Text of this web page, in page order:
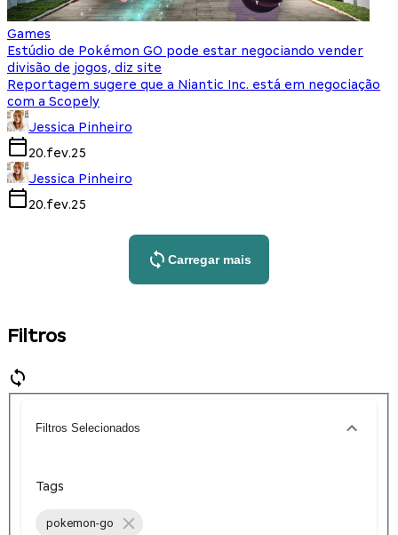
Games
Estúdio de Pokémon GO pode estar negociando vender
divisão de jogos, diz site
Reportagem sugere que a Niantic Inc. está em negociação
com a Scopely
Jessica Pinheiro
20.fev.25
Jessica Pinheiro
20.fev.25
Carregar mais
Filtros
Filtros Selecionados
Tags
pokemon-go